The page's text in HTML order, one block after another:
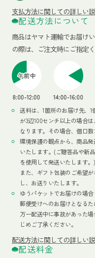
支払方法に関しての詳しい
配送方法について
商品はヤマト運輸でお届けい
の際は、ご注文時にご指定く
送料は、1箇所のお届け先、
が3辺100センチ以上の場合
なります。その場合、個口
環境保護の観点から、商品
いたします。(ご贈答品や新
を使用して発送いたします。)
また、ギフト包装のご希望
し、お送りいたします。
ゆうパケットでお届けの場合
郵便受けへのお届けとなるた
万一配送中に事故があった
じめご了承ください。
配送方法に関しての詳しい
配送料金